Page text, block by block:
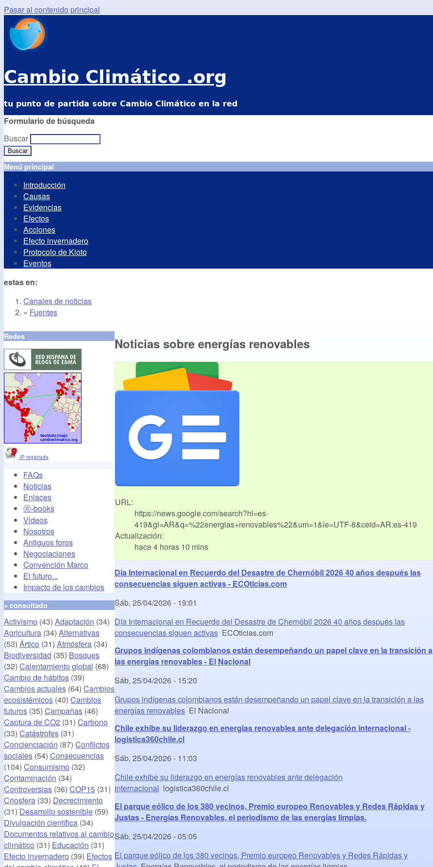
Pasar al contenido principal
Cambio Climático .org
tu punto de partida sobre Cambio Climático en la red
Formulario de búsqueda
Buscar
Menú principal
Introducción
Causas
Evidencias
Efectos
Acciones
Efecto invernadero
Protocolo de Kioto
Eventos
estas en:
Canales de noticias
» Fuentes
Noticias sobre energías renovables
URL:
https://news.google.com/search?hl=es-
419&gl=AR&q=%22energias+renovables%22&um=1&ie=UTF-8&ceid=AR:es-419
Actualización:
hace 4 horas 10 mins
Día Internacional en Recuerdo del Desastre de Chernóbil 2026 40 años después las
consecuencias siguen activas - ECOticias.com
Sáb, 25/04/2026 - 19:01
Día Internacional en Recuerdo del Desastre de Chernóbil 2026 40 años después las
consecuencias siguen activas ECOticias.com
Grupos indígenas colombianos están desempeñando un papel clave en la transición a
las energías renovables - El Nacional
Sáb, 25/04/2026 - 15:20
Grupos indígenas colombianos están desempeñando un papel clave en la transición a las
energías renovables El Nacional
Chile exhibe su liderazgo en energías renovables ante delegación internacional -
logistica360chile.cl
Sáb, 25/04/2026 - 11:03
Chile exhibe su liderazgo en energías renovables ante delegación
internacional logistica360chile.cl
El parque eólico de los 380 vecinos, Premio europeo Renovables y Redes Rápidas y
Justas - Energías Renovables, el periodismo de las energías limpias.
Sáb, 25/04/2026 - 05:05
El parque eólico de los 380 vecinos, Premio europeo Renovables y Redes Rápidas y
Redes
IP registrada
FAQs
Noticias
Enlaces
ⓔ-books
Videos
Nosotros
Antiguos foros
Negociaciones
Convención Marco
El futuro...
Impacto de los cambios
+ consultado
Activismo (43) Adaptación (34)
Agricultura (34) Alternativas
(53) Ártico (31) Atmósfera (34)
Biodiversidad (35) Bosques
(32) Calentamiento global (68)
Cambio de hábitos (39)
Cambios actuales (64) Cambios
ecosistémicos (40) Cambios
futuros (35) Campañas (46)
Captura de CO2 (31) Carbono
(33) Catástrofes (31)
Concienciación (87) Conflictos
sociales (54) Consecuencias
(104) Consumismo (32)
Contaminación (34)
Controversias (36) COP15 (31)
Criosfera (33) Decrecimiento
(31) Desarrollo sostenible (59)
Divulgación científica (34)
Documentos relativos al cambio
climático (31) Educación (31)
Efecto invernadero (39) Efectos